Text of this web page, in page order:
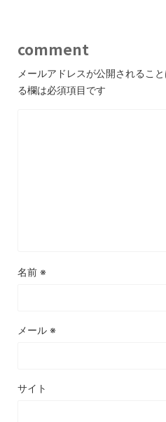
comment
メールアドレスが公開されること
る欄は必須項目です
名前 ※
メール ※
サイト